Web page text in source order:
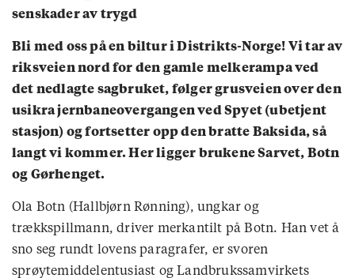
senskader av trygd
Bli med oss på en biltur i Distrikts-Norge! Vi tar av
riksveien nord for den gamle melkerampa ved
det nedlagte sagbruket, følger grusveien over den
usikra jernbaneovergangen ved Spyet (ubetjent
stasjon) og fortsetter opp den bratte Baksida, så
langt vi kommer. Her ligger brukene Sarvet, Botn
og Gørhenget.
Ola Botn (Hallbjørn Rønning), ungkar og
trækkspillmann, driver merkantilt på Botn. Han vet å
sno seg rundt lovens paragrafer, er svoren
sprøytemiddelentusiast og Landbrukssamvirkets